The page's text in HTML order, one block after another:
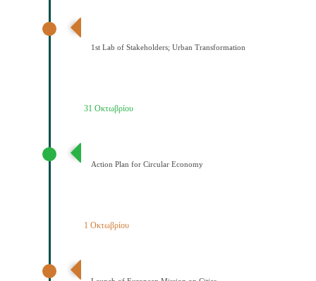
1st Lab of Stakeholders; Urban Transformation
31 Οκτωβρίου
Action Plan for Circular Economy
1 Οκτωβρίου